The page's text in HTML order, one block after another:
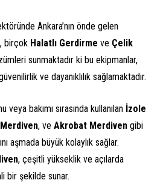
Ankara’nın önde gelen
birçok Halatlı Gerdirme ve Çelik
sunmaktadır ki bu ekipmanlar,
ve dayanıklılık sağlamaktadır.
bakımı sırasında kullanılan İzole
, ve Akrobat Merdiven gibi
aşmada büyük kolaylık sağlar.
, çeşitli yükseklik ve açılarda
bir şekilde sunar.